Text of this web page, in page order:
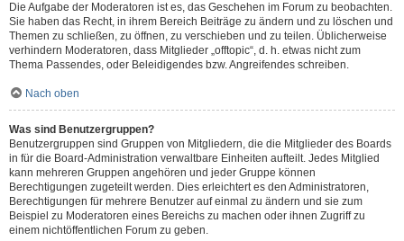
Die Aufgabe der Moderatoren ist es, das Geschehen im Forum zu beobachten.
Sie haben das Recht, in ihrem Bereich Beiträge zu ändern und zu löschen und
Themen zu schließen, zu öffnen, zu verschieben und zu teilen. Üblicherweise
verhindern Moderatoren, dass Mitglieder „offtopic“, d. h. etwas nicht zum
Thema Passendes, oder Beleidigendes bzw. Angreifendes schreiben.
Nach oben
Was sind Benutzergruppen?
Benutzergruppen sind Gruppen von Mitgliedern, die die Mitglieder des Boards
in für die Board-Administration verwaltbare Einheiten aufteilt. Jedes Mitglied
kann mehreren Gruppen angehören und jeder Gruppe können
Berechtigungen zugeteilt werden. Dies erleichtert es den Administratoren,
Berechtigungen für mehrere Benutzer auf einmal zu ändern und sie zum
Beispiel zu Moderatoren eines Bereichs zu machen oder ihnen Zugriff zu
einem nichtöffentlichen Forum zu geben.